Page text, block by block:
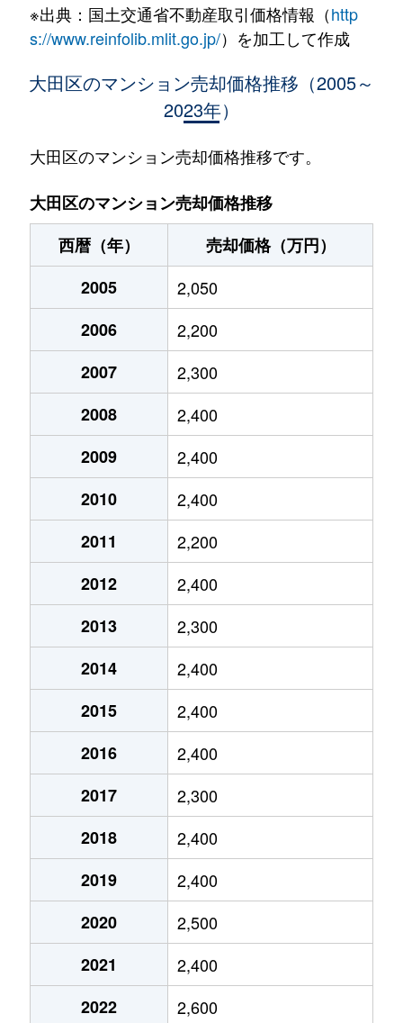
池上
1,900万円 池上
2,500万円
池上
1,300万円 池上
池上
3,000万円 池上
池上
3,800万円 池上
8,200万円
6,800万円
1,900万円
3,100万円
4,100万円
2,200万円
4,500万円
4,200万円
5,100万円
2,800万円
5,200万円
3,100万円
6,400万円
1,900万円
2,400万円
5,400万円
6,500万円
石川町
5,900万円
※出典：国土交通省不動産取引価格情報（http
s://www.reinfolib.mlit.go.jp/）を加工して作成
大田区のマンション売却価格推移（2005～
2023年）
大田区のマンション売却価格推移です。
大田区のマンション売却価格推移
西暦（年）
売却価格（万円）
2005
2,050
2006
2,200
2007
2,300
2008
2,400
2009
2,400
2010
2,400
2011
2,200
2012
2,400
2013
2,300
2014
2,400
2015
2,400
2016
2,400
2017
2,300
2018
2,400
2019
2,400
2020
2,500
2021
2,400
2022
2,600